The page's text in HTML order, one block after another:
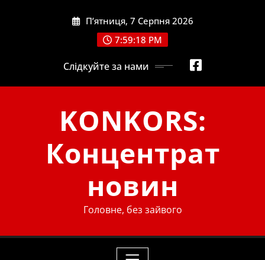
П’ятниця, 7 Серпня 2026
7:59:19 PM
Слідкуйте за нами
KONKORS:
Концентрат
новин
Головне, без зайвого